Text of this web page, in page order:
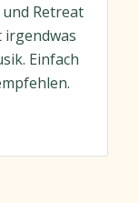
Retreat
irgendwas
Einfach